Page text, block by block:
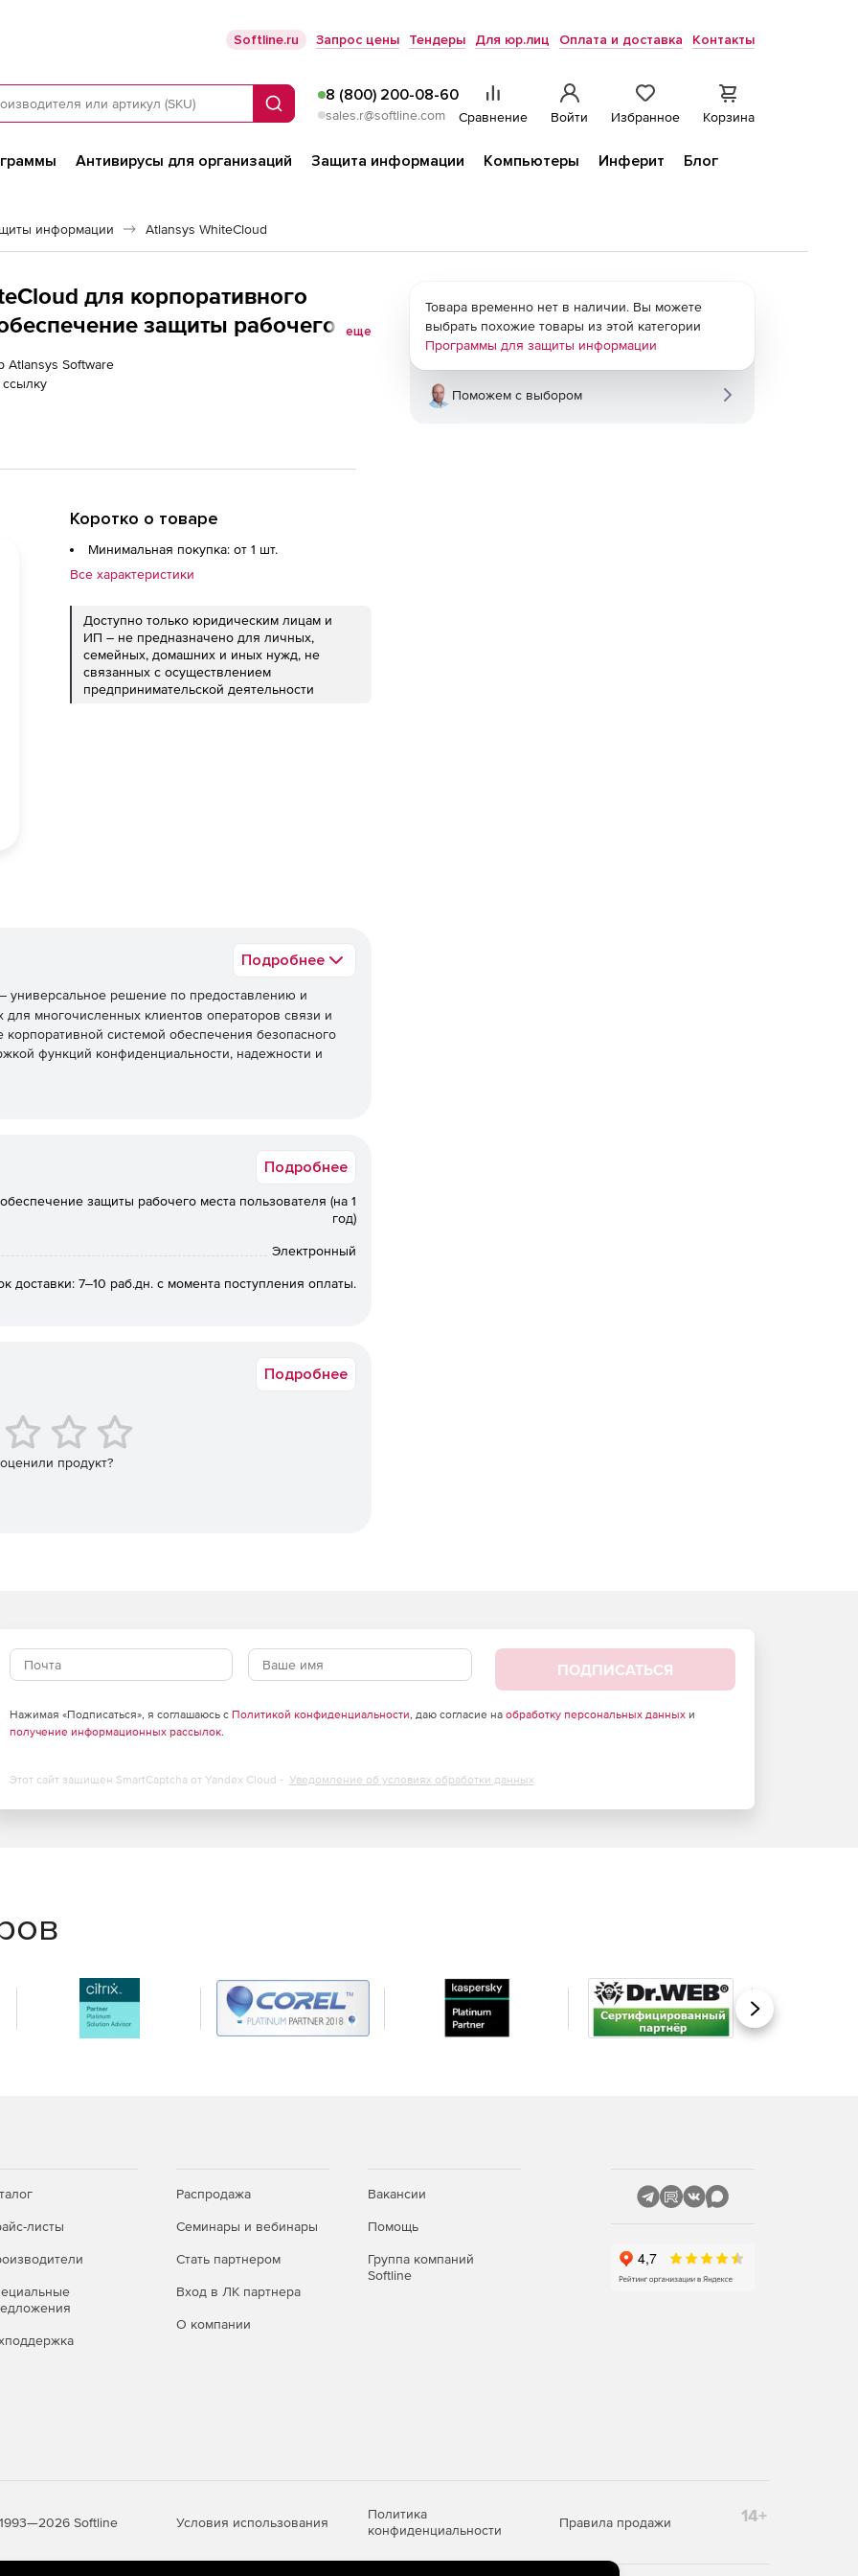
Softline.ru Запрос цены Тендеры Для юр.лиц Оплата и доставка Контакты
Поиск
8 (800) 200-08-60
sales.r@softline.com Сравнение Войти Избранное Корзина
Антивирусы для организаций Защита информации Компьютеры Инферит
Блог
информации Atlansys WhiteCloud
для корпоративного
защиты рабочего
более 1000 лицензий
еще
Atlansys Software
Коротко о товаре
Минимальная покупка: от 1 шт.
Все характеристики
Доступно только юридическим лицам и
ИП – не предназначено для личных,
семейных, домашних и иных нужд, не
связанных с осуществлением
предпринимательской деятельности
Подробнее
– универсальное решение по предоставлению и
многочисленных клиентов операторов связи и
системой обеспечения безопасного
функций конфиденциальности, надежности и
через Интернет, который позволяет
план, наличие доступного дискового пространства и
Подробнее
защиты рабочего места пользователя (на 1
год)
Электронный
доставки: 7‒10 раб.дн. с момента поступления оплаты.
Подробнее
продукт?
Товара временно нет в наличии. Вы можете
выбрать похожие товары из этой категории
Программы для защиты информации
Поможем с выбором
ПОДПИСАТЬСЯ
Нажимая «Подписаться», я соглашаюсь с Политикой конфиденциальности, даю согласие на обработку персональных данныхи
получение информационных рассылок.
Этот сайт защищен SmartCaptcha от Yandex Cloud - Уведомление об условиях обработки данных
Вперед
листы
Распродажа
Семинары и вебинары
Стать партнером
Вход в ЛК партнера
О компании
Вакансии
Помощь
Группа компаний
Softline
Softline Условия использования
Политика
конфиденциальности
Правила продажи 14+